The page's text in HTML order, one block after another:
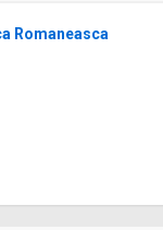
Romaneasca